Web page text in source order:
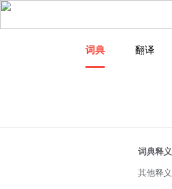
词典 翻译
词典释义
其他释义